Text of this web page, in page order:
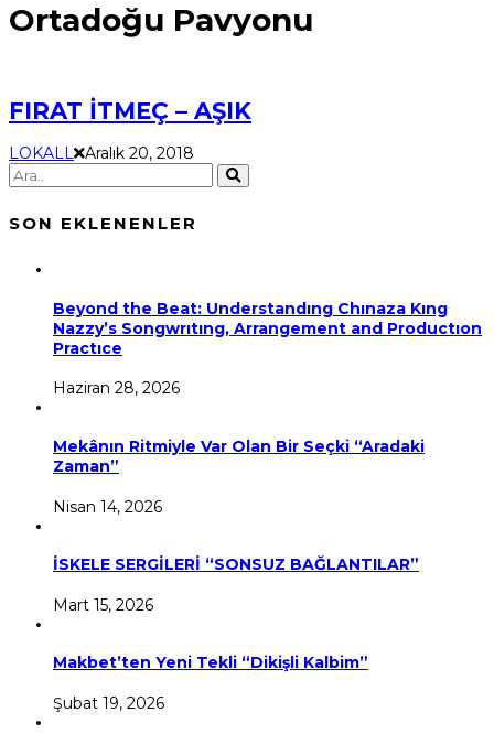
Ortadoğu Pavyonu
FIRAT İTMEÇ – AŞIK
LOKALL Aralık 20, 2018
SON EKLENENLER
Beyond the Beat: Understandıng Chınaza Kıng
Nazzy’s Songwrıtıng, Arrangement and Productıon
Practıce
Haziran 28, 2026
Mekânın Ritmiyle Var Olan Bir Seçki “Aradaki
Zaman”
Nisan 14, 2026
İSKELE SERGİLERİ “SONSUZ BAĞLANTILAR”
Mart 15, 2026
Makbet’ten Yeni Tekli “Dikişli Kalbim”
Şubat 19, 2026